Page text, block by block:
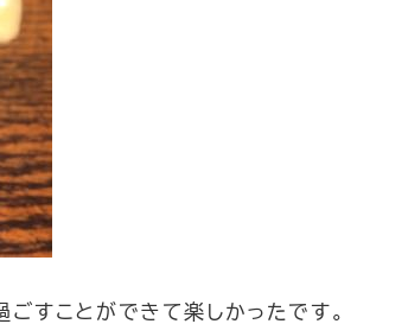
すことができて楽しかったです。